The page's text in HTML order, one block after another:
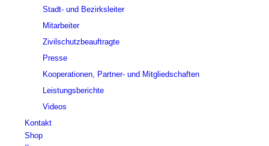
Stadt- und Bezirksleiter
Mitarbeiter
Zivilschutzbeauftragte
Presse
Kooperationen, Partner- und Mitgliedschaften
Leistungsberichte
Videos
Kontakt
Shop